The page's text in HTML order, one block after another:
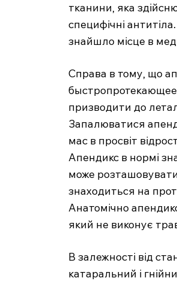
тканини, яка
специфічні
знайшло місце в
Справа в тому, що
призводити до
Запалюватися
мас в просвіт
Апендикс в нормі
може
знаходиться на
Анатомічно
який не виконує
В залежності від
катаральний і